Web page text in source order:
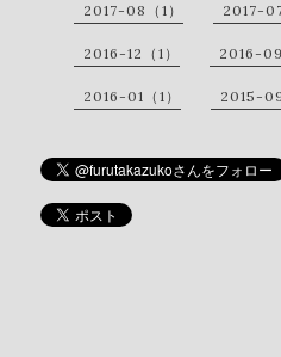
2017-08（1） 2017-07
2016-12（1） 2016-09
2016-01（1） 2015-09